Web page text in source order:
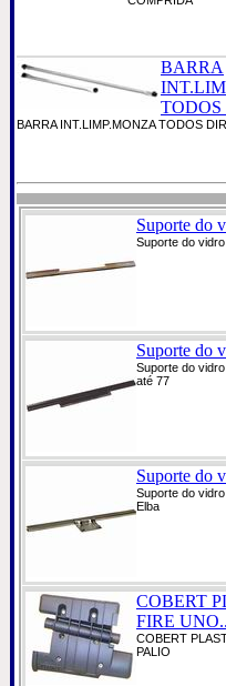
BARRA
TODOS
BARRA INT.LIMP.MONZA TODOS
Suporte do
Suporte do
Suporte do
Suporte do
até 77
Suporte do
Suporte do
Elba
COBERT
FIRE
COBERT
PALIO